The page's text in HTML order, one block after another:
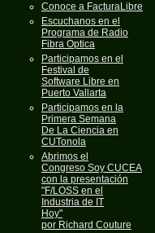
Conoce a FacturaLibre
Escuchanos en el
Programa de Radio
Fibra Optica
Participamos en el
Festival de
Software Libre en
Puerto Vallarta
Participamos en la
Primera Semana
De La Ciencia en
CUTonola
Abrimos el
Congreso Soy CUCEA
con la presentación
"F/LOSS en el
Industria de IT
Hoy"
por Richard Couture